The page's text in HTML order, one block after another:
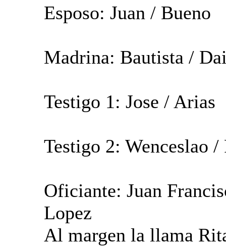
Esposo: Juan / Bueno
Madrina: Bautista /
Testigo 1: Jose / Arias
Testigo 2: Wenceslao /
Oficiante: Juan
Lopez
Al margen la llama